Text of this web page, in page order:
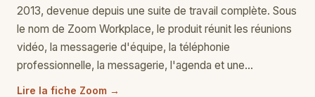
2013, devenue depuis une suite de travail complète. Sous
le nom de Zoom Workplace, le produit réunit les réunions
vidéo, la messagerie d'équipe, la téléphonie
professionnelle, la messagerie, l'agenda et une…
Lire la fiche Zoom →